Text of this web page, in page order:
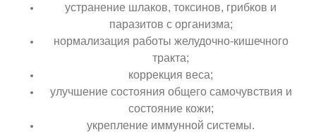
устранение шлаков, токсинов, грибков и
паразитов с организма;
нормализация работы желудочно-кишечного
тракта;
коррекция веса;
улучшение состояния общего самочувствия и
состояние кожи;
укрепление иммунной системы.